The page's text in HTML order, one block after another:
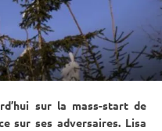
sur la mass-start de
sur ses adversaires. Lisa